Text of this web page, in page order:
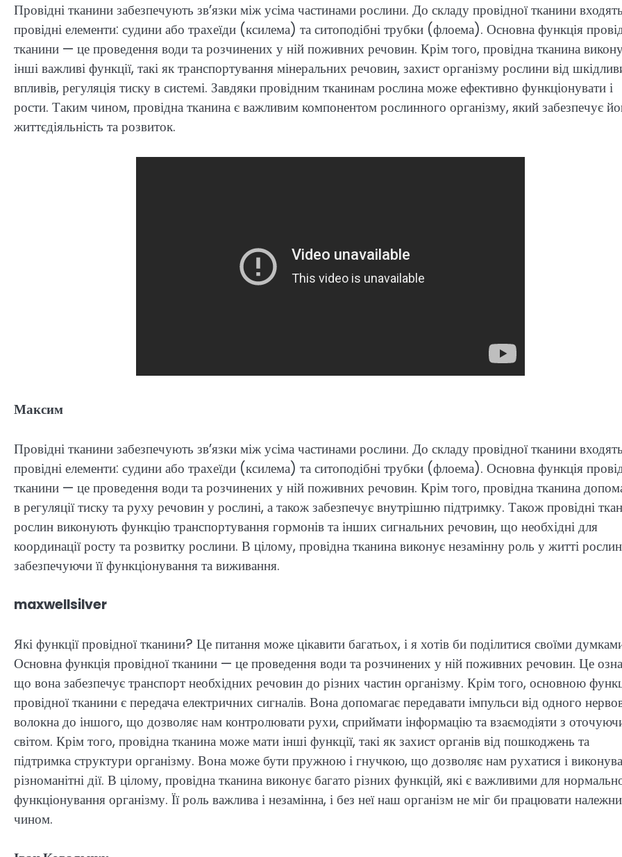
Провідні тканини забезпечують зв’язки між усіма частинами рослини. До складу провідної тканини входять
провідні елементи: судини або трахеїди (ксилема) та ситоподібні трубки (флоема). Основна функція
тканини — це проведення води та розчинених у ній поживних речовин. Крім того, провідна тканина
інші важливі функції, такі як транспортування мінеральних речовин, захист організму рослини від
впливів, регуляція тиску в системі. Завдяки провідним тканинам рослина може ефективно функціонувати і
рости. Таким чином, провідна тканина є важливим компонентом рослинного організму, який забезпечує
життєдіяльність та розвиток.
Максим
Провідні тканини забезпечують зв’язки між усіма частинами рослини. До складу провідної тканини входять
провідні елементи: судини або трахеїди (ксилема) та ситоподібні трубки (флоема). Основна функція
тканини — це проведення води та розчинених у ній поживних речовин. Крім того, провідна тканина
в регуляції тиску та руху речовин у рослині, а також забезпечує внутрішню підтримку. Також провідні
рослин виконують функцію транспортування гормонів та інших сигнальних речовин, що необхідні для
координації росту та розвитку рослини. В цілому, провідна тканина виконує незамінну роль у житті
забезпечуючи її функціонування та виживання.
maxwellsilver
Які функції провідної тканини? Це питання може цікавити багатьох, і я хотів би поділитися своїми
Основна функція провідної тканини — це проведення води та розчинених у ній поживних речовин. Це
що вона забезпечує транспорт необхідних речовин до різних частин організму. Крім того, основною
провідної тканини є передача електричних сигналів. Вона допомагає передавати імпульси від одного
волокна до іншого, що дозволяє нам контролювати рухи, сприймати інформацію та взаємодіяти з
світом. Крім того, провідна тканина може мати інші функції, такі як захист органів від пошкоджень та
підтримка структури організму. Вона може бути пружною і гнучкою, що дозволяє нам рухатися і
різноманітні дії. В цілому, провідна тканина виконує багато різних функцій, які є важливими для
функціонування організму. Її роль важлива і незамінна, і без неї наш організм не міг би працювати
чином.